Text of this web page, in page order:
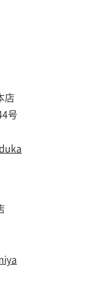
店
号